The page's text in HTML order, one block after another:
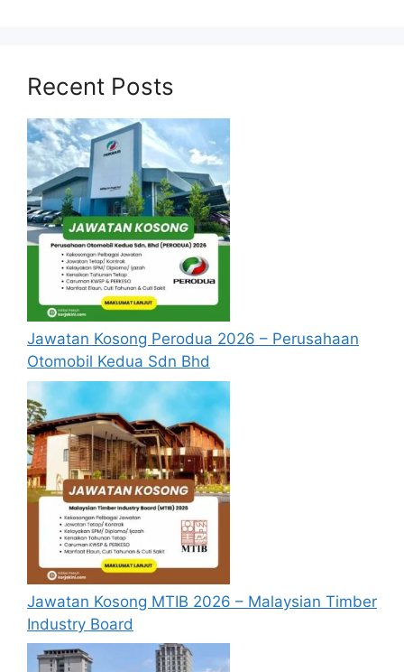
Recent Posts
Jawatan Kosong Perodua 2026 – Perusahaan
Otomobil Kedua Sdn Bhd
Jawatan Kosong MTIB 2026 – Malaysian Timber
Industry Board